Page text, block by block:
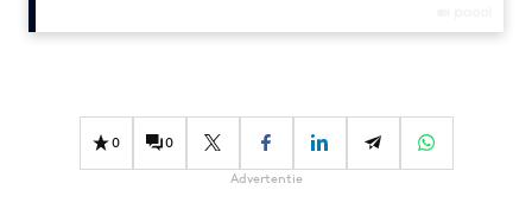
Gedragsverandering
0 0
Advertentie